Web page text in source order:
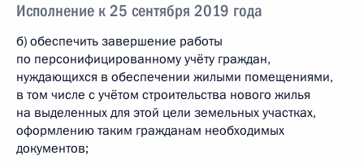
Исполнение к 25 сентября 2019 года
б) обеспечить завершение работы
по персонифицированному учёту граждан,
нуждающихся в обеспечении жилыми помещениями,
в том числе с учётом строительства нового жилья
на выделенных для этой цели земельных участках,
оформлению таким гражданам необходимых
документов;